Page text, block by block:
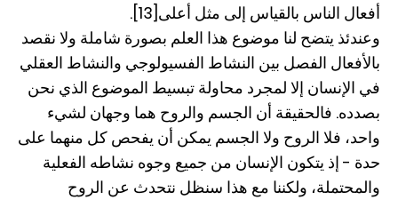
أفعال الناس بالقياس إلى مثل أعلى[13].
وعندئذ يتضح لنا موضوع هذا العلم بصورة شاملة ولا نقصد
بالأفعال الفصل بين النشاط الفسيولوجي والنشاط العقلي
في الإنسان إلا لمجرد محاولة تبسيط الموضوع الذي نحن
بصدده. فالحقيقة أن الجسم والروح هما وجهان لشيء
واحد، فلا الروح ولا الجسم يمكن أن يفحص كل منهما على
حدة - إذ يتكون الإنسان من جميع وجوه نشاطه الفعلية
والمحتملة، ولكننا مع هذا سنظل نتحدث عن الروح